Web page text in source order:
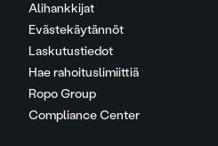
Alihankkijat
Evästekäytännöt
Laskutustiedot
Hae rahoituslimiittiä
Ropo Group
Compliance Center